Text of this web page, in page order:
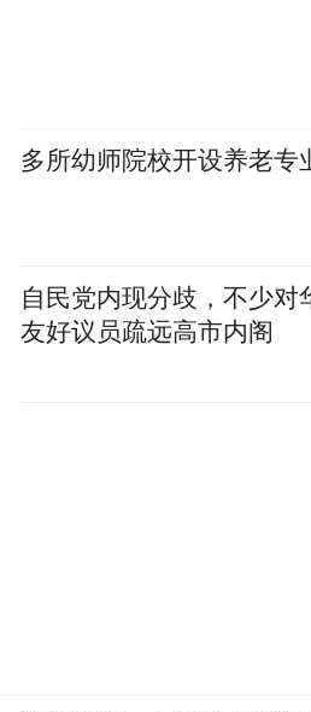
多所幼师院校开设养老专
自民党内现分歧，不少对
友好议员疏远高市内阁